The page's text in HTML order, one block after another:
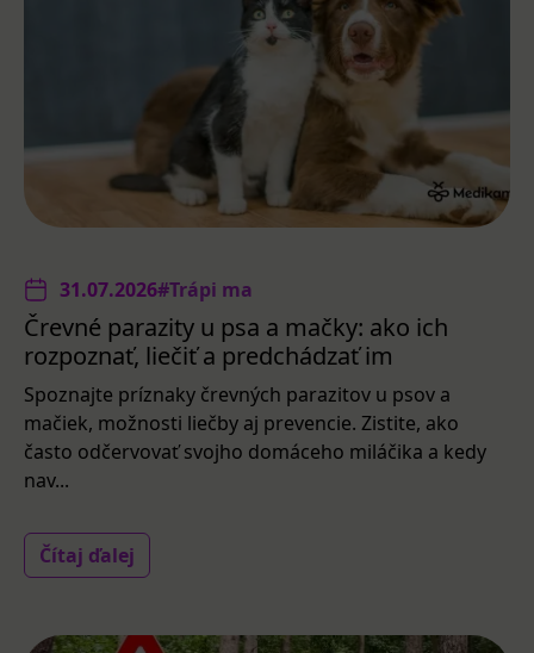
31.07.2026#Trápi ma
Črevné parazity u psa a mačky: ako ich
rozpoznať, liečiť a predchádzať im
Spoznajte príznaky črevných parazitov u psov a
mačiek, možnosti liečby aj prevencie. Zistite, ako
často odčervovať svojho domáceho miláčika a kedy
nav...
Čítaj ďalej